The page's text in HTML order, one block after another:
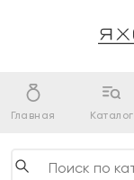
Главная Каталог